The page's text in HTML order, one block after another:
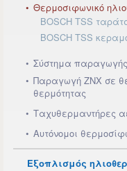
Θερμοσιφωνικό
BOSCH TSS
BOSCH TSS
Σύστημα
Παραγωγή ΖΝΧ σε
θερμότητας
Ταχυθερμαντήρες
Αυτόνομοι
Εξοπλισμός